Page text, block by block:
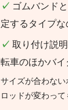
✓ ゴムバンド
定するタイプ
✓ 取り付け説
転車のほかバイ
サイズが合わな
ロッドが変わって